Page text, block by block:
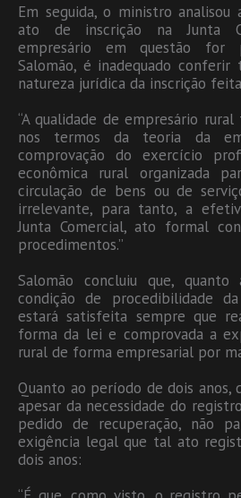
Em seguida, o ministro analisou
ato de inscrição na Junta
empresário em questão for
Salomão, é inadequado
natureza jurídica da inscrição
“A qualidade de empresário
nos termos da teoria da
comprovação do exercício
econômica rural organizada
circulação de bens ou de
irrelevante, para tanto, a
Junta Comercial, ato formal
procedimentos.”
Salomão concluiu que,
condição de procedibilidade
estará satisfeita sempre que
forma da lei e comprovada a
rural de forma empresarial por
Quanto ao período de dois anos,
apesar da necessidade do
pedido de recuperação, não
exigência legal que tal ato
dois anos: